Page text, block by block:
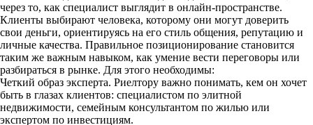
через то, как специалист выглядит в онлайн-пространстве.
Клиенты выбирают человека, которому они могут доверить
свои деньги, ориентируясь на его стиль общения, репутацию и
личные качества. Правильное позиционирование становится
таким же важным навыком, как умение вести переговоры или
разбираться в рынке. Для этого необходимы:
Четкий образ эксперта. Риелтору важно понимать, кем он хочет
быть в глазах клиентов: специалистом по элитной
недвижимости, семейным консультантом по жилью или
экспертом по инвестициям.